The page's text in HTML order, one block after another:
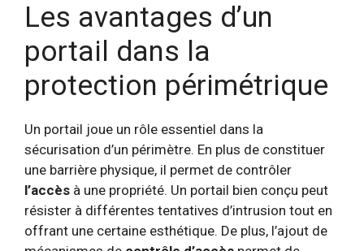
Les avantages d’un
portail dans la
protection périmétrique
Un portail joue un rôle essentiel dans la
sécurisation d’un périmètre. En plus de constituer
une barrière physique, il permet de contrôler
l’accès à une propriété. Un portail bien conçu peut
résister à différentes tentatives d’intrusion tout en
offrant une certaine esthétique. De plus, l’ajout de